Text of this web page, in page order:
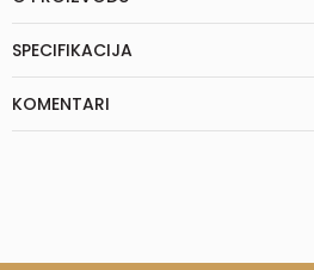
SPECIFIKACIJA
KOMENTARI